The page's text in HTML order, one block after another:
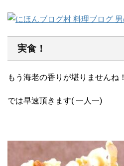
実食！
もう海老の香りが堪りませんね！
では早速頂きます( 一人一)